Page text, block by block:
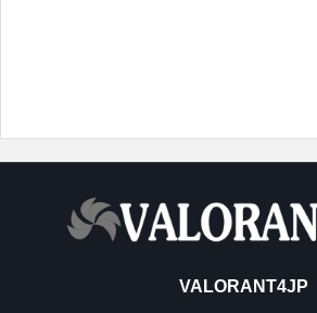
VALORANT4JP